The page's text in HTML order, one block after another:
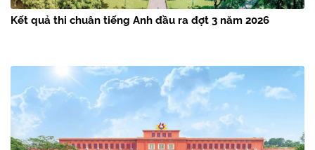
Kết quả thi chuân tiếng Anh đầu ra đợt 3 năm 2026